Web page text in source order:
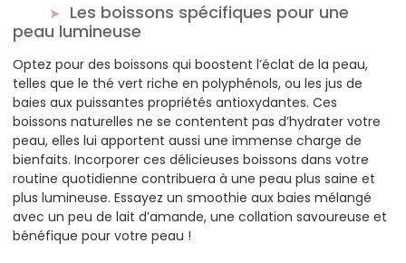
Les boissons spécifiques pour une
peau lumineuse
Optez pour des boissons qui boostent l’éclat de la peau,
telles que le thé vert riche en polyphénols, ou les jus de
baies aux puissantes propriétés antioxydantes. Ces
boissons naturelles ne se contentent pas d’hydrater votre
peau, elles lui apportent aussi une immense charge de
bienfaits. Incorporer ces délicieuses boissons dans votre
routine quotidienne contribuera à une peau plus saine et
plus lumineuse. Essayez un smoothie aux baies mélangé
avec un peu de lait d’amande, une collation savoureuse et
bénéfique pour votre peau !